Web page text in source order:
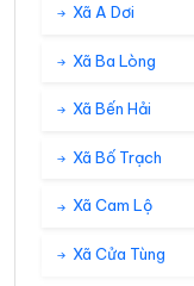
Xã A Dơi
Xã Ba Lòng
Xã Bến Hải
Xã Bố Trạch
Xã Cam Lộ
Xã Cửa Tùng